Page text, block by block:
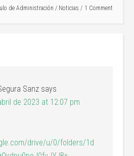
de Administración / Noticias 1 Comment
Sanz says
de 2023 at 12:07 pm
drive/u/0/folders/1d